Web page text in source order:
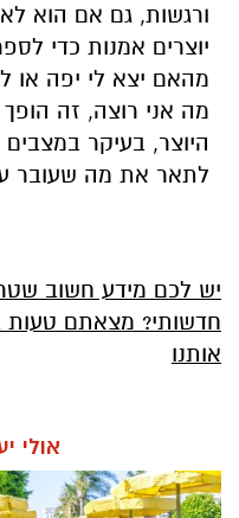
ורגשות, גם אם הוא לא
יוצרים אמנות כדי
מהאם יצא לי יפה או
מה אני רוצה, זה
היוצר, בעיקר במצבים
לתאר את מה שעובר
יש לכם מידע חשוב
חדשותי? מצאתם
אותנו
אולי